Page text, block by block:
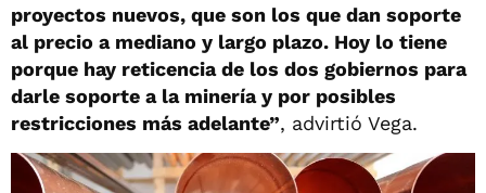
proyectos nuevos, que son los que dan soporte
al precio a mediano y largo plazo. Hoy lo tiene
porque hay reticencia de los dos gobiernos para
darle soporte a la minería y por posibles
restricciones más adelante”, advirtió Vega.